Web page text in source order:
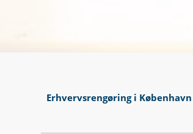
Erhvervsrengøring i København